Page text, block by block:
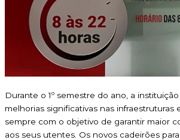
Durante o 1º semestre do ano, a
melhorias significativas nas infraestruturas
sempre com o objetivo de garantir maior
aos seus utentes. Os novos cadeirões